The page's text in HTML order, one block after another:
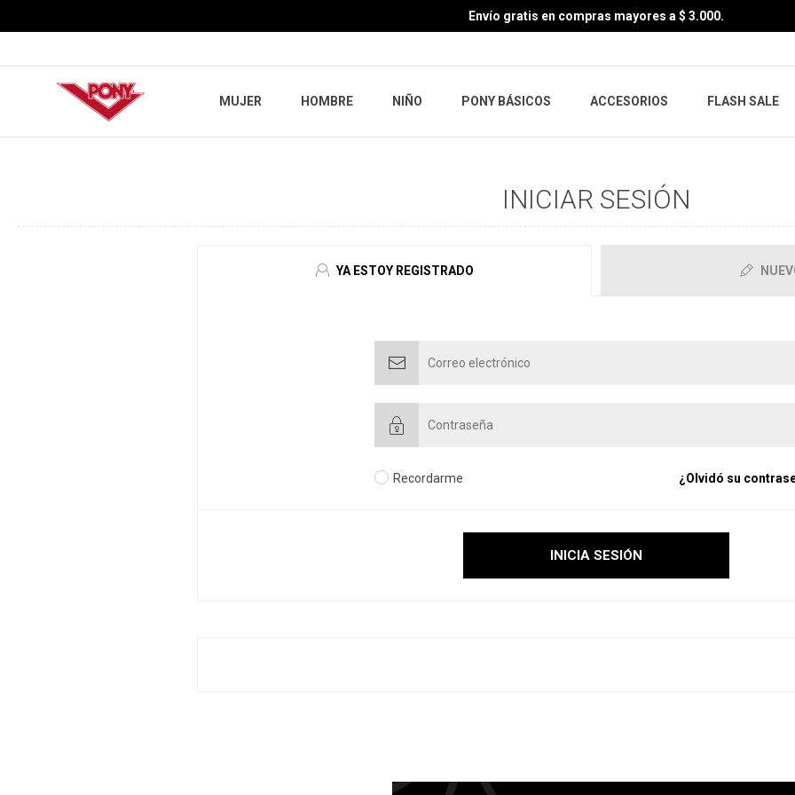
Envío gratis en compras mayores a $ 3.000.
MUJER HOMBRE NIÑO PONY BÁSICOS ACCESORIOS FLASH SALE
INICIAR SESIÓN
YA ESTOY REGISTRADO
Recordarme ¿Olvidó su